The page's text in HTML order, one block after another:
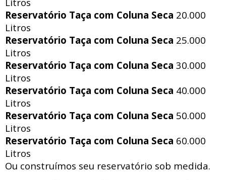
Reservatório Taça com Coluna Seca 20.000
Litros
Reservatório Taça com Coluna Seca 25.000
Litros
Reservatório Taça com Coluna Seca 30.000
Litros
Reservatório Taça com Coluna Seca 40.000
Litros
Reservatório Taça com Coluna Seca 50.000
Litros
Reservatório Taça com Coluna Seca 60.000
Litros
Ou construímos seu reservatório sob medida.